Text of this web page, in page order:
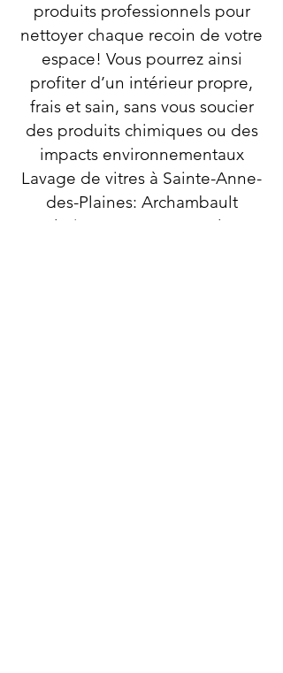
produits professionnels pour
nettoyer chaque recoin de votre
espace! Vous pourrez ainsi
profiter d’un intérieur propre,
frais et sain, sans vous soucier
des produits chimiques ou des
impacts environnementaux
Lavage de vitres à Sainte-Anne-
des-Plaines: Archambault
valorise vos espaces en leur